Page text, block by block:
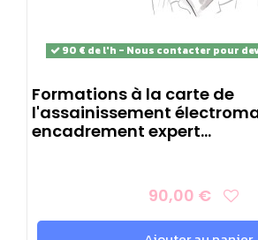
90 € de l'h - Nous contacter pour
Formations à la carte de
l'assainissement
encadrement expert...
90,00 €